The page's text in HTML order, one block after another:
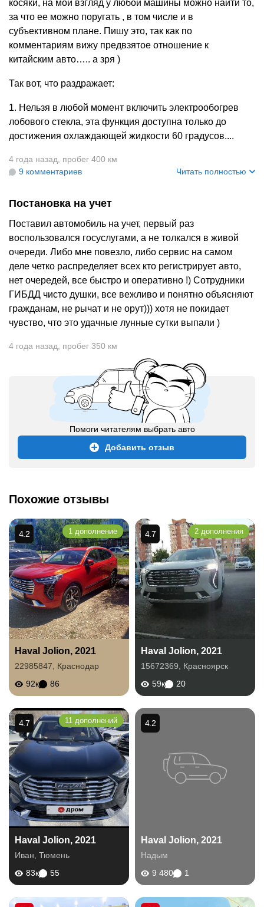
косяки, на мой взгляд у любой машины можно найти то,
за что ее можно поругать , в том числе и в
субъективном плане. Пишу это, так как по
комментариям вижу предвзятое отношение к
китайским авто….. а зря )
Так вот, что раздражает:
1. Нельзя в любой момент включить электрообогрев
лобового стекла, эта функция доступна только до
достижения охлаждающей жидкости 60 градусов....
4 года назад
пробег 400 км
9 комментариев
Читать полностью
Постановка на учет
Поставил автомобиль на учет, первый раз
воспользовался госуслугами, а не толкался в живой
очереди. Либо мне повезло, либо сервис на самом
деле четко распределяет всех кто регистрирует авто,
нет очередей, все быстро и оперативно !) Сотрудники
ГИБДД чисто душки, все вежливо и понятно объясняют
гражданам, не рычат и не орут))) хотя не покидает
чувство, что это удачные лунные сутки выпали )
4 года назад пробег 350 км
Помоги читателям выбрать авто
Добавить отзыв
Похожие отзывы
Haval Jolion, 2021
22985847
Краснодар
92к
86
4.2 1 дополнение
Haval Jolion, 2021
15672369
Красноярск
59к
20
4.7 2 дополнения
Haval Jolion, 2021
Иван Тюмень
83к
55
4.7 11 дополнений
Haval Jolion, 2021
Надым
9 480
1
4.2